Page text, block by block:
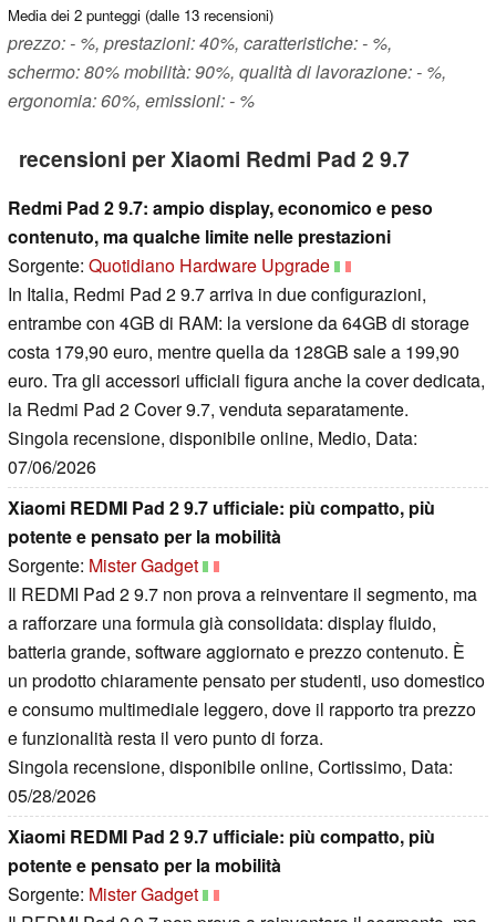
Media dei 2 punteggi (dalle 13 recensioni)
prezzo: - %, prestazioni: 40%, caratteristiche: - %,
schermo: 80% mobilità: 90%, qualità di lavorazione: - %,
ergonomia: 60%, emissioni: - %
recensioni per Xiaomi Redmi Pad 2 9.7
Redmi Pad 2 9.7: ampio display, economico e peso
contenuto, ma qualche limite nelle prestazioni
Sorgente: Quotidiano Hardware Upgrade
In Italia, Redmi Pad 2 9.7 arriva in due configurazioni,
entrambe con 4GB di RAM: la versione da 64GB di storage
costa 179,90 euro, mentre quella da 128GB sale a 199,90
euro. Tra gli accessori ufficiali figura anche la cover dedicata,
la Redmi Pad 2 Cover 9.7, venduta separatamente.
Singola recensione, disponibile online, Medio, Data:
07/06/2026
Xiaomi REDMI Pad 2 9.7 ufficiale: più compatto, più
potente e pensato per la mobilità
Sorgente: Mister Gadget
Il REDMI Pad 2 9.7 non prova a reinventare il segmento, ma
a rafforzare una formula già consolidata: display fluido,
batteria grande, software aggiornato e prezzo contenuto. È
un prodotto chiaramente pensato per studenti, uso domestico
e consumo multimediale leggero, dove il rapporto tra prezzo
e funzionalità resta il vero punto di forza.
Singola recensione, disponibile online, Cortissimo, Data:
05/28/2026
Xiaomi REDMI Pad 2 9.7 ufficiale: più compatto, più
potente e pensato per la mobilità
Sorgente: Mister Gadget